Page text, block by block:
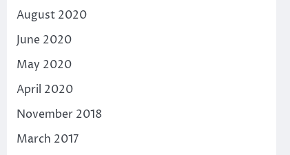
August 2020
June 2020
May 2020
April 2020
November 2018
March 2017